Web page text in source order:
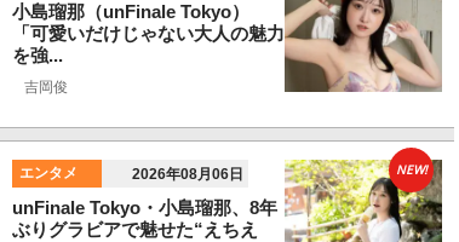
小島瑠那（unFinale Tokyo）
「可愛いだけじゃない大人の魅力
を強...
吉岡俊
エンタメ 2026年08月06日
unFinale Tokyo・小島瑠那、8年
ぶりグラビアで魅せた“えちえ
NEW!